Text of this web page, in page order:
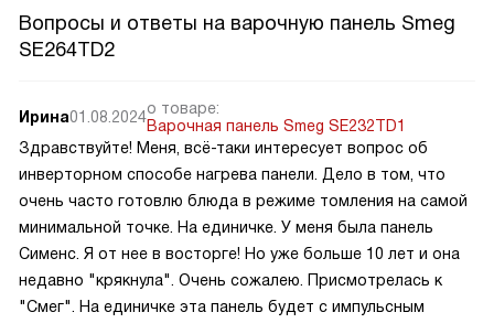
Вопросы и ответы на варочную панель Smeg
SE264TD2
Ирина01.08.2024о товаре:
Варочная панель Smeg SE232TD1
Здравствуйте! Меня, всё-таки интересует вопрос об
инверторном способе нагрева панели. Дело в том, что
очень часто готовлю блюда в режиме томления на самой
минимальной точке. На единичке. У меня была панель
Сименс. Я от нее в восторге! Но уже больше 10 лет и она
недавно "крякнула". Очень сожалею. Присмотрелась к
"Смег". На единичке эта панель будет с импульсным